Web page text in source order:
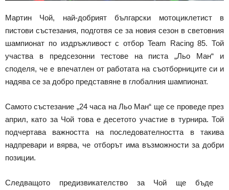
Мартин Чой, най-добрият български мотоциклетист в
пистови състезания, подготвя се за новия сезон в световния
шампионат по издръжливост с отбор Team Racing 85. Той
участва в предсезонни тестове на писта „Льо Ман“ и
споделя, че е впечатлен от работата на съотборниците си и
надява се за добро представяне в глобалния шампионат.
Самото състезание „24 часа на Льо Ман“ ще се проведе през
април, като за Чой това е десетото участие в турнира. Той
подчертава важността на последователността в такива
надпревари и вярва, че отборът има възможности за добри
позиции.
Следващото предизвикателство за Чой ще бъде